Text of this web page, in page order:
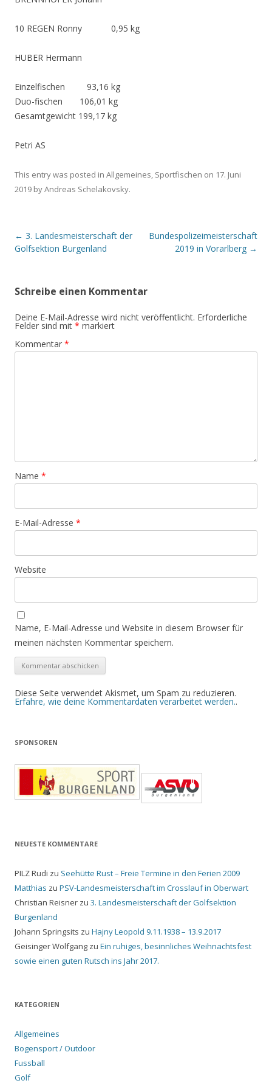
10 REGEN Ronny 0,95 kg
HUBER Hermann
Einzelfischen 93,16 kg
Duo-fischen 106,01 kg
Gesamtgewicht 199,17 kg
Petri AS
This entry was posted in Allgemeines, Sportfischen on 17. Juni
2019 byAndreas Schelakovsky.
Post navigation
← 3. Landesmeisterschaft der
Golfsektion Burgenland
Bundespolizeimeisterschaft
2019 in Vorarlberg →
Schreibe einen Kommentar
Deine E-Mail-Adresse wird nicht veröffentlicht. Erforderliche
Felder sind mit * markiert
Kommentar *
Name *
E-Mail-Adresse *
Website
Name, E-Mail-Adresse und Website in diesem Browser für
meinen nächsten Kommentar speichern.
Diese Seite verwendet Akismet, um Spam zu reduzieren.
Erfahre, wie deine Kommentardaten verarbeitet werden..
SPONSOREN
NEUESTE KOMMENTARE
PILZ Rudi zu Seehütte Rust – Freie Termine in den Ferien 2009
Matthias zu PSV-Landesmeisterschaft im Crosslauf in Oberwart
Christian Reisner zu 3. Landesmeisterschaft der Golfsektion
Burgenland
Johann Springsits zu Hajny Leopold 9.11.1938 – 13.9.2017
Geisinger Wolfgang zu Ein ruhiges, besinnliches Weihnachtsfest
sowie einen guten Rutsch ins Jahr 2017.
KATEGORIEN
Allgemeines
Bogensport / Outdoor
Fussball
Golf